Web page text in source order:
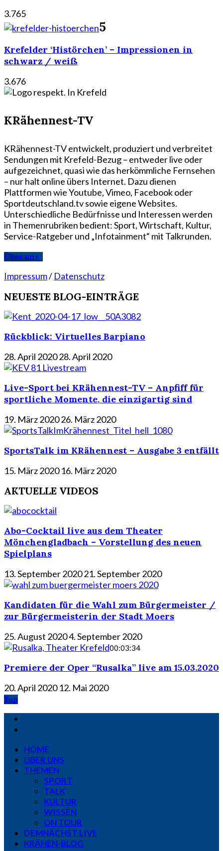
3.765
5
Krefelder ‘Histörchen’ – Impressionen in
schwarz / weiß
3.676
KRähennest-TV
KRähennest-TV entwickelt, produziert und verbreitet
Sendungen mit Krefeld-Bezug – entweder live oder
aufgezeichnet, quasi wie das herkömmliche Fernsehen
– nur halt online übers Internet. Dazu dienen
Plattformen wie Youtube, Vimeo, Facebook oder
Sportdeutschland.tv sowie eigene Websites.
Unterschiedliche Bedürfnisse und Interessen werden
in Themenrubriken bedient: Sport, Wirtschaft, Kultur,
Service-Ratgeber und „Infotainment“ mit Talkrunden.
Über uns
Impressum/ Datenschutz
NEUESTE BLOG-EINTRÄGE
Rückblick: Virtuelles Barpiano
28. April 202028. April 2020
Live-Sport bei KRähennest-TV – Anpfiff für
sportliche Momente, die einzigartig sind
19. März 202026. März 2020
SportsTalk im KRähennest – Ausgabe 3 entfällt
15. März 2020 16. März 2020
AKTUELLE VIDEOS
Abo-Cocktail live aus dem Theater
Mönchengladbach – Vorstellung des neuen
Spielplans
13. September 202021. September 2020
Kandidaten für die Wahl zum Bürgermeister /
zur Bürgermeisterin der Stadt Moers
25. August 20204. September 2020
00:03:34
Premiere der Oper “Rusalka” live am 15.03.2020
20. April 2020 12. Mai 2020
Top
HOME
ÜBER UNS
THEMEN
SPORT
TALK
KULTUR
WISSEN
ON TOUR
DEMNÄCHST LIVE
KRÄHEN-BLOG